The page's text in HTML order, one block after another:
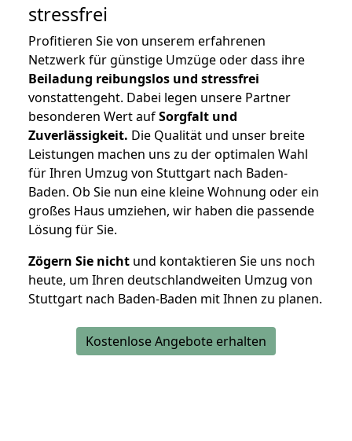
stressfrei
Profitieren Sie von unserem erfahrenen
Netzwerk für günstige Umzüge oder dass ihre
Beiladung reibungslos und stressfrei
vonstattengeht. Dabei legen unsere Partner
besonderen Wert aufSorgfalt und
Zuverlässigkeit. Die Qualität und unser breite
Leistungen machen uns zu der optimalen Wahl
für Ihren Umzug von Stuttgart nach Baden-
Baden. Ob Sie nun eine kleine Wohnung oder ein
großes Haus umziehen, wir haben die passende
Lösung für Sie.
Zögern Sie nicht und kontaktieren Sie uns noch
heute, um Ihren deutschlandweiten Umzug von
Stuttgart nach Baden-Baden mit Ihnen zu planen.
Kostenlose Angebote erhalten